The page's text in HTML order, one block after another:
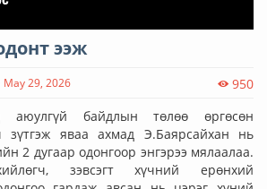
ээж
May 29, 2026
950
байдлын төлөө өргөсөн
зүтгэж яваа ахмад Э.Баярсайхан нь
2 дугаар одонгоор энгэрээ мялаалаа.
зэвсэгт хүчний ерөнхий